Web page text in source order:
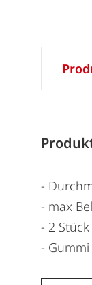
-
- max
- 2
- Gummi